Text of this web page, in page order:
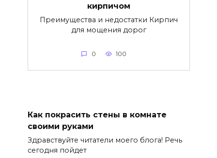
кирпичом
Преимущества и недостатки Кирпич
для мощения дорог
0 100
Как покрасить стены в комнате
своими руками
Здравствуйте читатели моего блога! Речь
сегодня пойдет